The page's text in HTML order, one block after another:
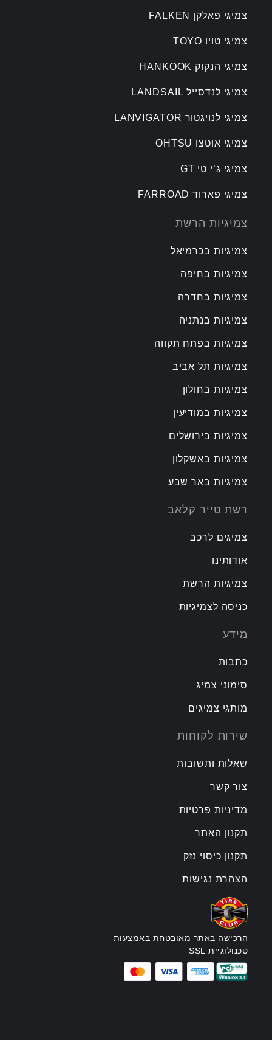
צמיגי פאלקן FALKEN
צמיגי טויו TOYO
צמיגי הנקוק HANKOOK
צמיגי לנדסייל LANDSAIL
צמיגי לנויגטור LANVIGATOR
צמיגי אוטצו OHTSU
צמיגי ג’י טי GT
צמיגי פארוד FARROAD
צמיגיות הרשת
צמיגיות בכרמיאל
צמיגיות בחיפה
צמיגיות בחדרה
צמיגיות בנתניה
צמיגיות בפתח תקווה
צמיגיות תל אביב
צמיגיות בחולון
צמיגיות במודיעין
צמיגיות בירושלים
צמיגיות באשקלון
צמיגיות באר שבע
רשת טייר קלאב
צמיגים לרכב
אודותינו
צמיגיות הרשת
כניסה לצמיגיות
מידע
כתבות
סימוני צמיג
מותגי צמיגים
שירות לקוחות
שאלות ותשובות
צור קשר
מדיניות פרטיות
תקנון האתר
תקנון כיסוי נזק
הצהרת נגישות
הרכישה באתר מאובטחת באמצעות
טכנולוגיית SSL